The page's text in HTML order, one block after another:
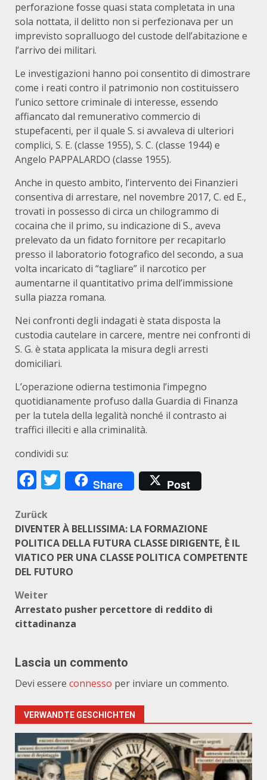
perforazione fosse quasi stata completata in una
sola nottata, il delitto non si perfezionava per un
imprevisto sopralluogo del custode dell’abitazione e
l’arrivo dei militari.
Le investigazioni hanno poi consentito di dimostrare
come i reati contro il patrimonio non costituissero
l’unico settore criminale di interesse, essendo
affiancato dal remunerativo commercio di
stupefacenti, per il quale S. si avvaleva di ulteriori
complici, S. E. (classe 1955), S. C. (classe 1944) e
Angelo PAPPALARDO (classe 1955).
Anche in questo ambito, l’intervento dei Finanzieri
consentiva di arrestare, nel novembre 2017, C. ed E.,
trovati in possesso di circa un chilogrammo di
cocaina che il primo, su indicazione di S., aveva
prelevato da un fidato fornitore per recapitarlo
presso il laboratorio fotografico del secondo, a sua
volta incaricato di “tagliare” il narcotico per
aumentarne il quantitativo prima dell’immissione
sulla piazza romana.
Nei confronti degli indagati è stata disposta la
custodia cautelare in carcere, mentre nei confronti di
S. G. è stata applicata la misura degli arresti
domiciliari.
L’operazione odierna testimonia l’impegno
quotidianamente profuso dalla Guardia di Finanza
per la tutela della legalità nonché il contrasto ai
traffici illeciti e alla criminalità.
condividi su:
Facebook
Twitter
Share Post
Beitragsnavigation
Zurück
DIVENTER À BELLISSIMA: LA FORMAZIONE
POLITICA DELLA FUTURA CLASSE DIRIGENTE, È IL
VIATICO PER UNA CLASSE POLITICA COMPETENTE
DEL FUTURO
Weiter
Arrestato pusher percettore di reddito di
cittadinanza
Lascia un commento
Devi essere connesso per inviare un commento.
VERWANDTE GESCHICHTEN